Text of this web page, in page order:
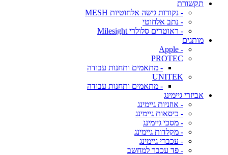
תקשורת
- נקודות גישה אלחוטיות MESH
- נתב אלחוטי
- ראוטרים סלולרי Milesight
מותגים
- Apple
PROTEC
- מתאמים ותחנות עבודה
UNITEK
- מתאמים ותחנות עבודה
אביזרי גיימינג
- אוזניות גיימינג
- כיסאות גיימינג
- מסכי גיימינג
- מקלדות גיימינג
- עכברי גיימינג
- פד עכבר למחשב